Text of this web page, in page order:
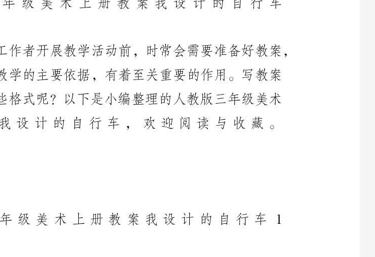
上册教案我设计的自行车，欢迎阅读与收藏。
人教版三年级美术上册教案我设计的自行车1